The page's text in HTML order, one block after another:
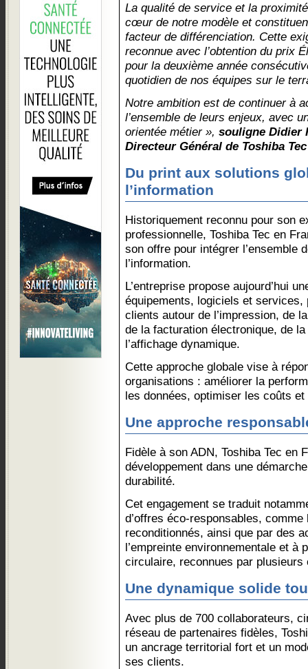
La qualité de service et la
cœur de notre modèle et
facteur de différenciation. Cette
reconnue avec l’obtention du prix
pour la deuxième année
quotidien de nos équipes sur le
Notre ambition est de continuer à
l’ensemble de leurs enjeux, avec
orientée métier », souligne Didier
Directeur Général de Toshiba
Du print aux solutions
l’information
Historiquement reconnu pour son
professionnelle, Toshiba Tec en
son offre pour intégrer l’ensemble
l’information.
L’entreprise propose aujourd’hui
équipements, logiciels et services,
clients autour de l’impression, de
de la facturation électronique, de
l’affichage dynamique.
Cette approche globale vise à
organisations : améliorer la
les données, optimiser les coûts
Une approche
Fidèle à son ADN, Toshiba Tec en
développement dans une
durabilité.
Cet engagement se traduit
d’offres éco‑responsables,
reconditionnés, ainsi que par des
l’empreinte environnementale et à
circulaire, reconnues par
Une dynamique solide
Avec plus de 700 collaborateurs,
réseau de partenaires fidèles,
un ancrage territorial fort et un
ses clients.